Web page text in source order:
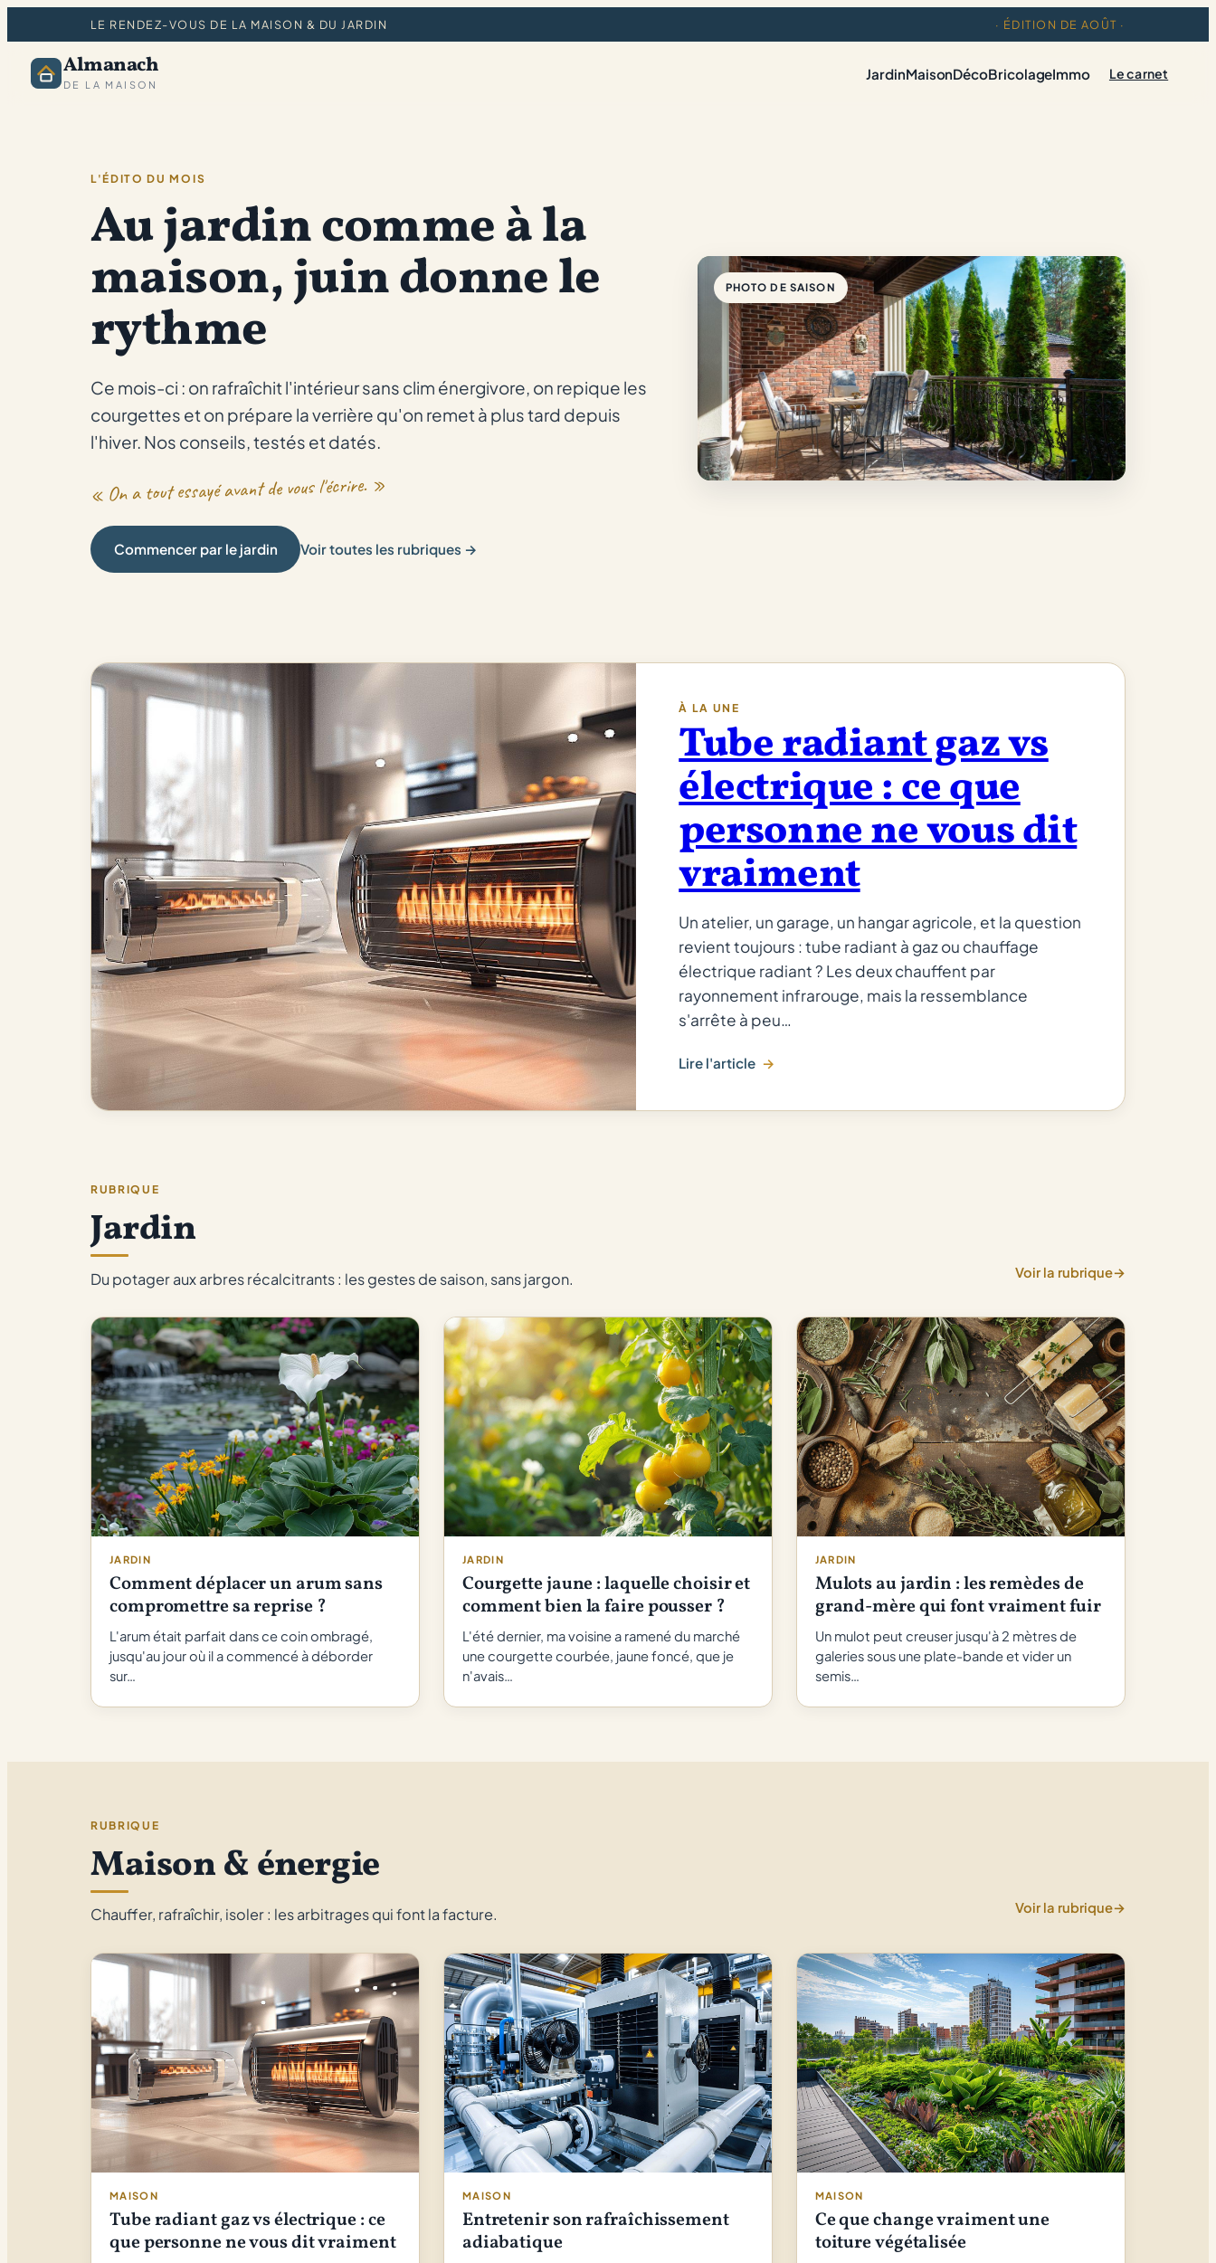
LE RENDEZ-VOUS DE LA MAISON & DU JARDIN · ÉDITION DE AOÛT ·
Almanach
DE LA MAISON
JardinMaisonDécoBricolageImmo Le carnet
L'ÉDITO DU MOIS
Au jardin comme à la
maison, juin donne le
rythme
Ce mois-ci : on rafraîchit l'intérieur sans clim énergivore, on repique les
courgettes et on prépare la verrière qu'on remet à plus tard depuis
l'hiver. Nos conseils, testés et datés.
« On a tout essayé avant de vous l'écrire. »
Commencer par le jardin Voir toutes les rubriques →
PHOTO DE SAISON
À LA UNE
Tube radiant gaz vs
électrique : ce que
personne ne vous dit
vraiment
Un atelier, un garage, un hangar agricole, et la question
revient toujours : tube radiant à gaz ou chauffage
électrique radiant ? Les deux chauffent par
rayonnement infrarouge, mais la ressemblance
s'arrête à peu…
Lire l'article
:
vous
dit
vraiment
RUBRIQUE
Jardin
Du potager aux arbres récalcitrants : les gestes de saison, sans jargon. Voir la rubrique→
JARDIN
Comment déplacer un arum sans
compromettre sa reprise ?
L'arum était parfait dans ce coin ombragé,
jusqu'au jour où il a commencé à déborder
sur…
JARDIN
Courgette jaune : laquelle choisir et
comment bien la faire pousser ?
L'été dernier, ma voisine a ramené du marché
une courgette courbée, jaune foncé, que je
n'avais…
JARDIN
Mulots au jardin : les remèdes de
grand-mère qui font vraiment fuir
Un mulot peut creuser jusqu'à 2 mètres de
galeries sous une plate-bande et vider un
semis…
RUBRIQUE
Maison & énergie
Chauffer, rafraîchir, isoler : les arbitrages qui font la facture. Voir la rubrique→
MAISON
Tube radiant gaz vs électrique : ce
que personne ne vous dit vraiment
MAISON
Entretenir son rafraîchissement
adiabatique
MAISON
Ce que change vraiment une
toiture végétalisée